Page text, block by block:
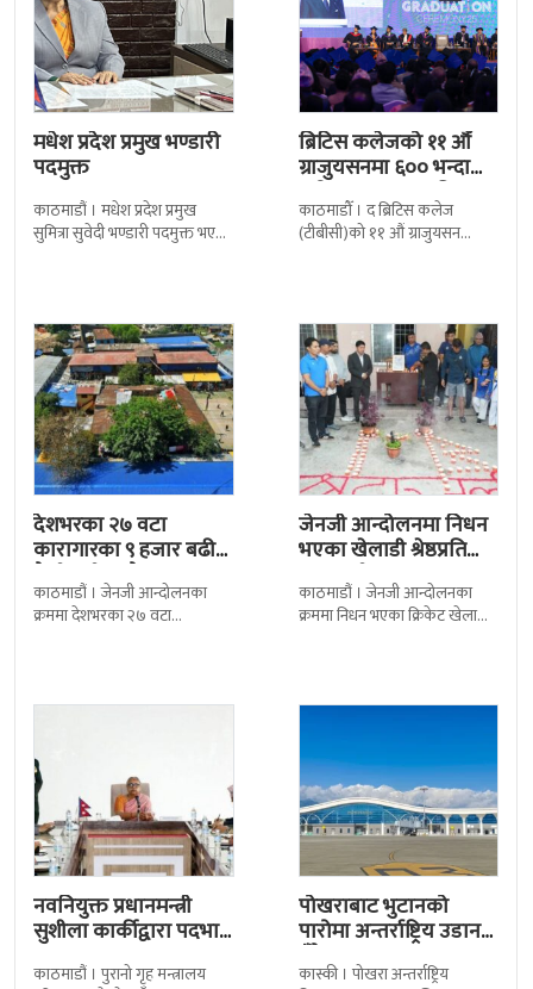
मधेश प्रदेश प्रमुख भण्डारी
पदमुक्त
काठमाडौं । मधेश प्रदेश प्रमुख
सुमित्रा सुवेदी भण्डारी पदमुक्त भएकी
ब्रिटिस कलेजको ११ औँ
ग्राजुयसनमा ६०० भन्दा
बढी ग्राजुयट सम्मानित
काठमाडौँ । द ब्रिटिस कलेज
(टीबीसी)को ११ औं ग्राजुयसन
देशभरका २७ वटा
कारागारका ९ हजार बढी
कैदीबन्दी अझै फरार
काठमाडौं । जेनजी आन्दोलनका
क्रममा देशभरका २७ वटा
जेनजी आन्दोलनमा निधन
भएका खेलाडी श्रेष्ठप्रति
श्रद्धाञ्जली
काठमाडौं । जेनजी आन्दोलनका
क्रममा निधन भएका क्रिकेट खेलाडी
नवनियुक्त प्रधानमन्त्री
सुशीला कार्कीद्वारा पदभार
काठमाडौं । पुरानो गृह मन्त्रालय
पोखराबाट भुटानको
पारोमा अन्तर्राष्ट्रिय उडान
हुँदै
कास्की । पोखरा अन्तर्राष्ट्रिय